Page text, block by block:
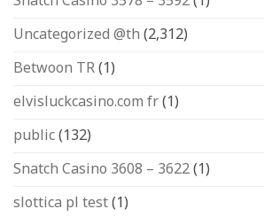
Uncategorized @th (2,312)
Betwoon TR(1)
elvisluckcasino.com fr(1)
public(132)
Snatch Casino 3608 – 3622(1)
slottica pl test(1)